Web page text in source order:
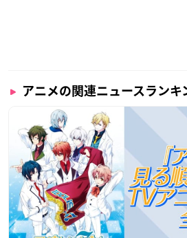
アニメの関連ニュースランキ